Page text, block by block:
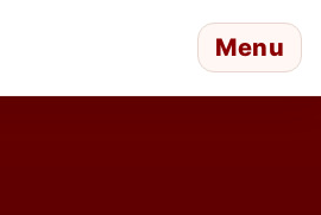
Menu